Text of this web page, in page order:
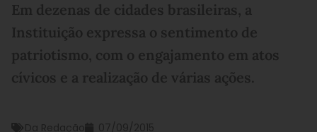
Em dezenas de cidades brasileiras, a
Instituição expressa o sentimento de
patriotismo, com o engajamento em atos
cívicos e a realização de várias ações.
Da Redação 07/09/2015